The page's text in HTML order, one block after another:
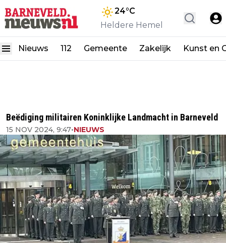
24°C
Heldere Hemel
Nieuws 112 Gemeente Zakelijk Kunst en
Beëdiging militairen Koninklijke Landmacht in Barneveld
15 NOV 2024, 9:47•NIEUWS